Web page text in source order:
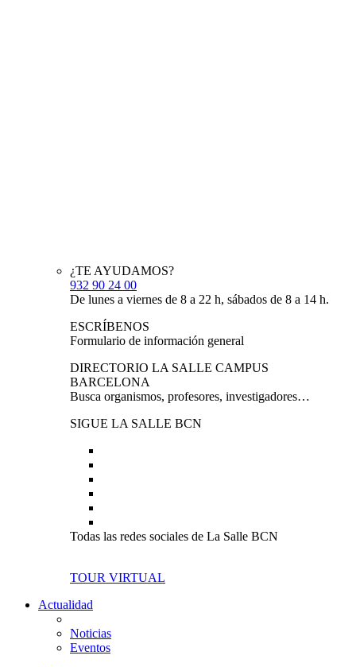
¿TE AYUDAMOS?
932 90 24 00
De lunes a viernes de 8 a 22 h, sábados de 8 a 14 h.
ESCRÍBENOS
Formulario de información general
DIRECTORIO LA SALLE CAMPUS
BARCELONA
Busca organismos, profesores, investigadores…
SIGUE LA SALLE BCN
Todas las redes sociales de La Salle BCN
TOUR VIRTUAL
Actualidad
Noticias
Eventos